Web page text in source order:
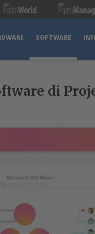
SOFTWARE
di